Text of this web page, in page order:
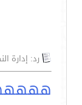
رد: إدارة